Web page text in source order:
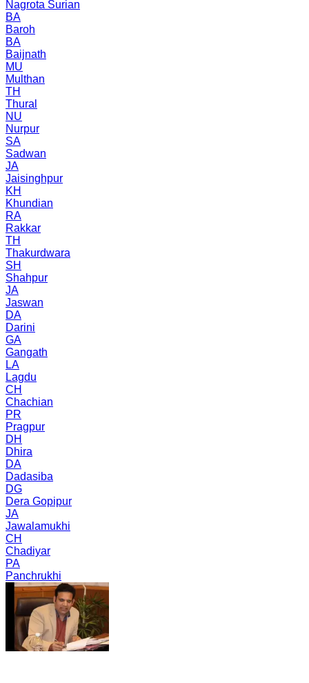
Nagrota Surian
BA
Baroh
BA
Baijnath
MU
Multhan
TH
Thural
NU
Nurpur
SA
Sadwan
JA
Jaisinghpur
KH
Khundian
RA
Rakkar
TH
Thakurdwara
SH
Shahpur
JA
Jaswan
DA
Darini
GA
Gangath
LA
Lagdu
CH
Chachian
PR
Pragpur
DH
Dhira
DA
Dadasiba
DG
Dera Gopipur
JA
Jawalamukhi
CH
Chadiyar
PA
Panchrukhi